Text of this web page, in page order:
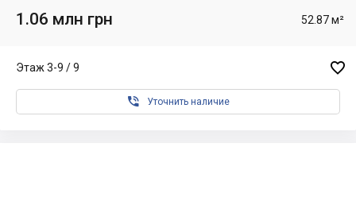
1.06 млн грн 52.87 м²
Этаж 3-9 / 9 
 Уточнить наличие